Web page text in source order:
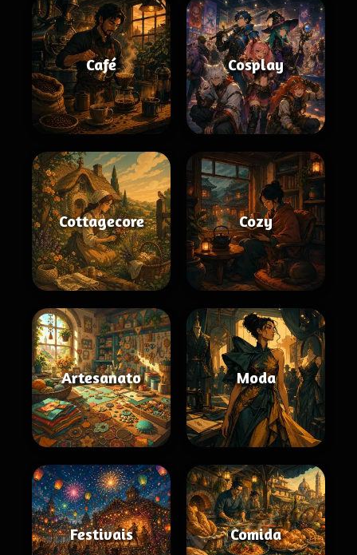
Café Cosplay
Cottagecore Cozy
Artesanato Moda
Festivais Comida